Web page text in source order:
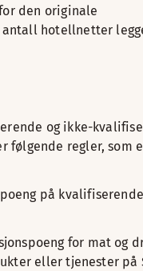
den originale
hotellnetter
og ikke-
følgende regler, som
på
for mat og
eller tjenester på